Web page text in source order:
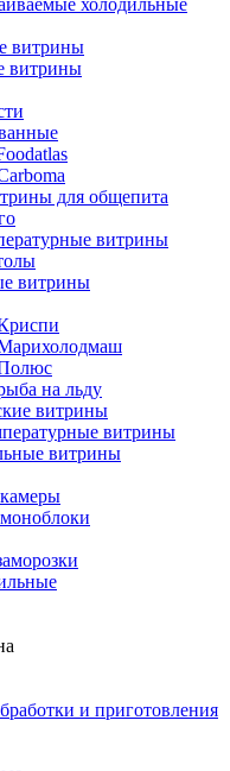
холодильные
витрины
витрины
для общепита
витрины
витрины
на льду
витрины
витрины
витрины
и приготовления